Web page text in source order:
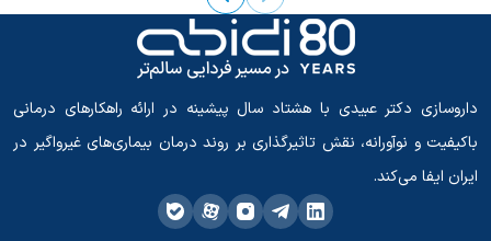
داروسازی دکتر عبیدی با هشتاد سال پیشینه در ارائه راهکارهای درمانی
باکیفیت و نوآورانه، نقش تاثیرگذاری بر روند درمان بیماری‌های غیرواگیر در
ایران ایفا می‌کند.